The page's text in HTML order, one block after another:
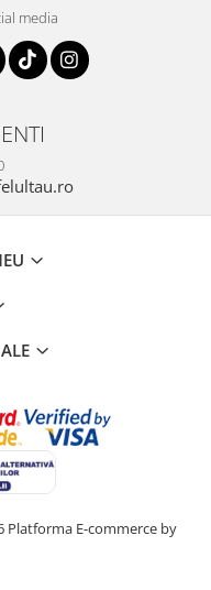
media
Platforma E-commerce by